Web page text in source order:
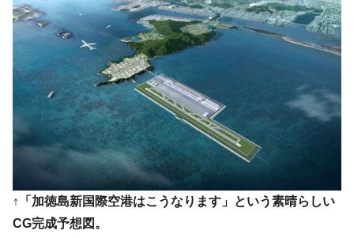
『Money1』
韓国K9専用砲弾･装薬自動供給装甲車両･珍
兵器「K10」が改良に乗り出す。
『Money1』
韓国「2026年07月の輸出入」絶好調。半導
体だけで410億ドル、輸出全体の41％もある
『Money1』
韓国･李在明「青年層の雇用状況が悪い。せ
や、若者に起業させよう」⇒ どんな雇用対策だソレ。
『Money1』
【韓国の外貨準備】2026年07月は4,279億ド
ル。外平債の発行「19.4億ドル」
韓国「ここは北朝鮮なのか。選管がサーバ
ーにウソのデータを入力したのは明白だ」
『Money1』
韓国･李在明さっそく不動産対策で浅薄な発
↑「加徳島新国際空港はこうなります」という素晴らしい
CG完成予想図。